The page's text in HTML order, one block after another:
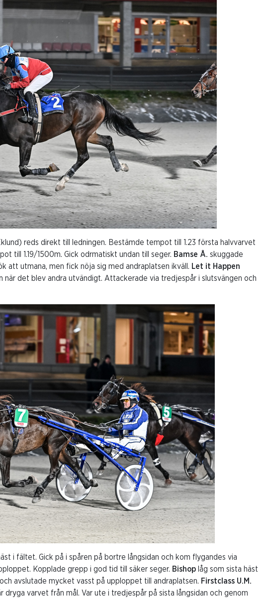
reds direkt till ledningen. Bestämde tempot till 1.23 första halvvarvet
till 1.19/1500m. Gick odrmatiskt undan till seger. Bamse Å. skuggade
att utmana, men fick nöja sig med andraplatsen ikväll. Let it Happen
när det blev andra utvändigt. Attackerade via tredjespår i slutsvängen och
i fältet. Gick på i spåren på bortre långsidan och kom flygandes via
Kopplade grepp i god tid till säker seger. Bishop låg som sista häst
avslutade mycket vasst på upploppet till andraplatsen. Firstclass U.M.
dryga varvet från mål. Var ute i tredjespår på sista långsidan och genom